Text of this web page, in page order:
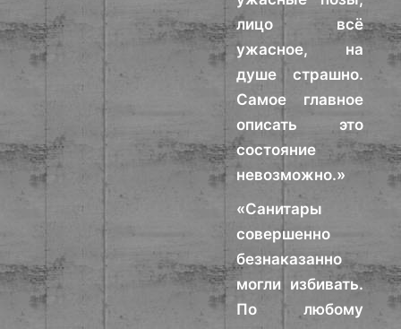
лицо всё
ужасное, на
душе страшно.
Самое главное
описать это
состояние
невозможно.»
«Санитары
совершенно
безнаказанно
могли избивать.
По любому